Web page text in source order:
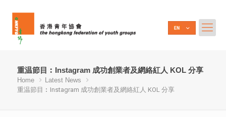
重温節目︰Instagram 成功創業者及網絡紅人 KOL 分享
Home
Latest News
重温節目︰Instagram 成功創業者及網絡紅人 KOL 分享